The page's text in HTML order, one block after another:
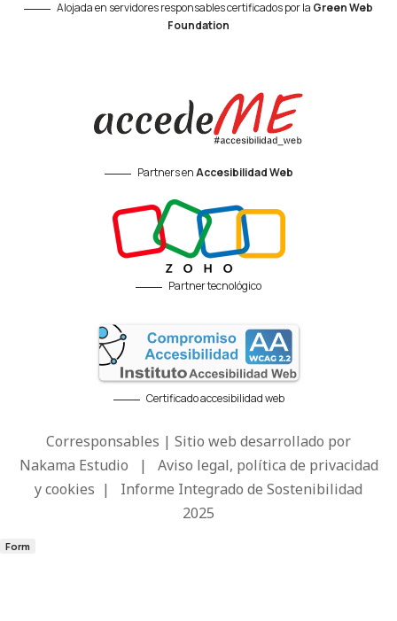
Alojada en servidores responsables certificados por la Green Web
Foundation
Partners enAccesibilidad Web
Partner tecnológico
Certificado accesibilidad web
Corresponsables | Sitio web desarrollado por
Nakama Estudio | Aviso legal, política de privacidad
y cookies | Informe Integrado de Sostenibilidad
2025
Form